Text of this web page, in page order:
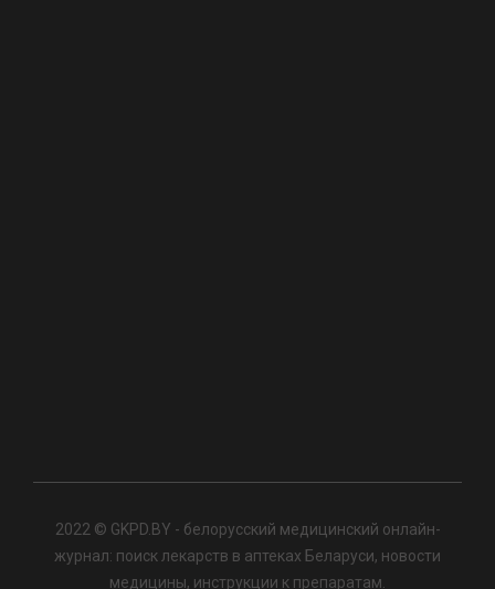
2022 © GKPD.BY - белорусский медицинский онлайн-
журнал: поиск лекарств в аптеках Беларуси, новости
медицины, инструкции к препаратам.